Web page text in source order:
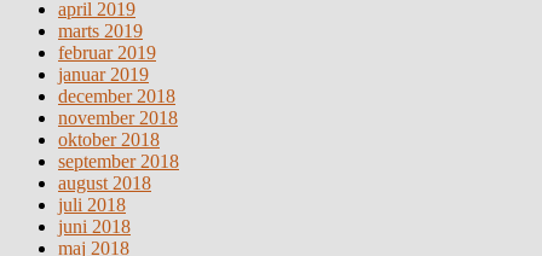
april 2019
marts 2019
februar 2019
januar 2019
december 2018
november 2018
oktober 2018
september 2018
august 2018
juli 2018
juni 2018
maj 2018